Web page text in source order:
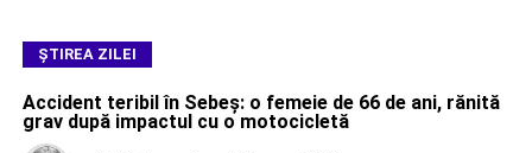
ŞTIREA ZILEI
Accident teribil în Sebeș: o femeie de 66 de ani, rănită
grav după impactul cu o motocicletă